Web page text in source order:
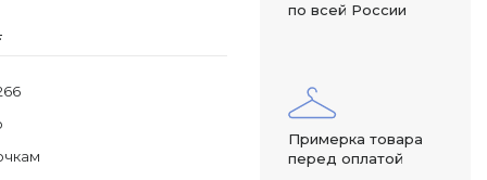
по всей России
Примерка товара
перед оплатой